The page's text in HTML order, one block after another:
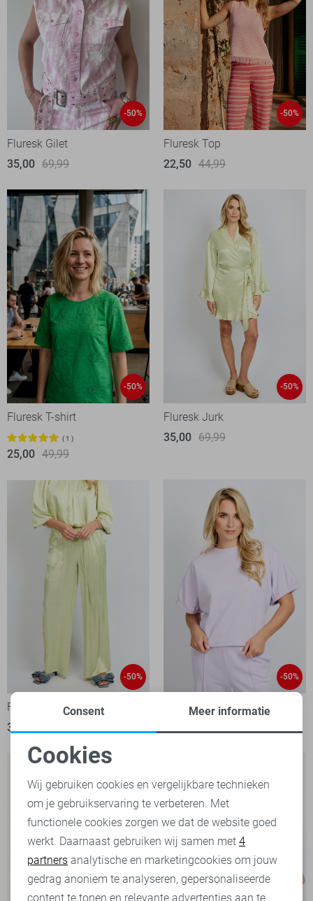
-50%
Fluresk Gilet
35,00 69,99
-50%
Fluresk Top
22,50 44,99
-50%
Fluresk T-shirt
1
25,00 49,99
-50%
Fluresk Jurk
35,00 69,99
-50%
Fluresk Broek
30,00
-50%
Fluresk T-shirt
Noodzakelijke cookies
Personalisatie cookies
Analytische cookies
Marketing cookies
Consent Meer informatie
Cookies
Wij gebruiken cookies en vergelijkbare technieken
om je gebruikservaring te verbeteren. Met
functionele cookies zorgen we dat de website goed
werkt. Daarnaast gebruiken wij samen met 4
partners analytische en marketingcookies om jouw
gedrag anoniem te analyseren, gepersonaliseerde
content te tonen en relevante advertenties aan te